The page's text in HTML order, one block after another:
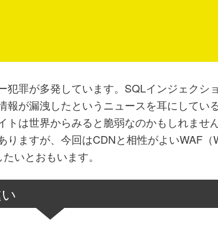
犯罪が多発しています。SQLインジェクシ
報が漏洩したというニュースを耳にしてい
トは世界からみると脆弱なのかもしれませ
りますが、今回はCDNと相性がよいWAF（
いとおもいます。